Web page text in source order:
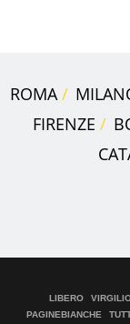
ROMA
FIRENZE
LIBERO
PAGINEBIANCHE